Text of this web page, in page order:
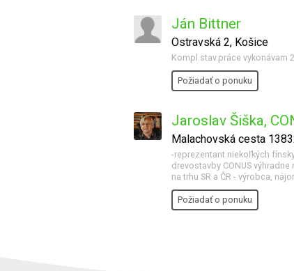
Ján Bittner
Ostravská 2, Košice
Kompl.stav.práce vykonávam
Požiadať o ponuku
Jaroslav Šiška,
Malachovská cesta
-reprezentant niekoľkých
drevostavby CONUS
na trhu SR a ČR - výrobca,
Požiadať o ponuku